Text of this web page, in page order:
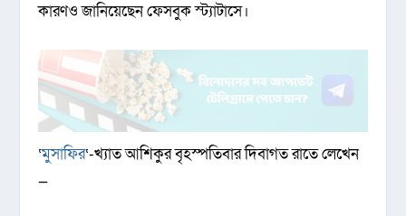
কারণও জানিয়েছেন ফেসবুক স্ট্যাটাসে।
‘মুসাফির‘-খ্যাত আশিকুর বৃহস্পতিবার দিবাগত রাতে লেখেন
—